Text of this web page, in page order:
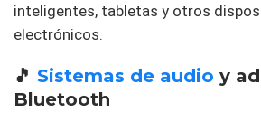
inteligentes, tabletas y otros
electrónicos.
🎵 Sistemas de audio y
Bluetooth